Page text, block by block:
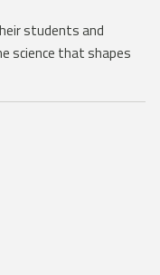
students and
science that shapes